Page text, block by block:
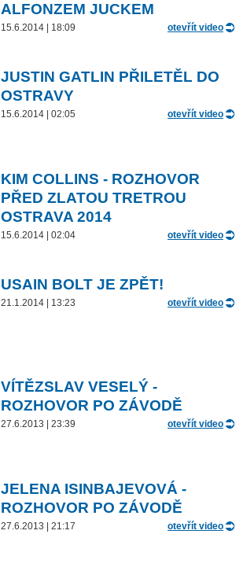
ALFONZEM JUCKEM
15.6.2014 | 18:09 otevřít video
JUSTIN GATLIN PŘILETĚL DO
OSTRAVY
15.6.2014 | 02:05 otevřít video
KIM COLLINS - ROZHOVOR
PŘED ZLATOU TRETROU
OSTRAVA 2014
15.6.2014 | 02:04 otevřít video
USAIN BOLT JE ZPĚT!
21.1.2014 | 13:23 otevřít video
VÍTĚZSLAV VESELÝ -
ROZHOVOR PO ZÁVODĚ
27.6.2013 | 23:39 otevřít video
JELENA ISINBAJEVOVÁ -
ROZHOVOR PO ZÁVODĚ
27.6.2013 | 21:17 otevřít video